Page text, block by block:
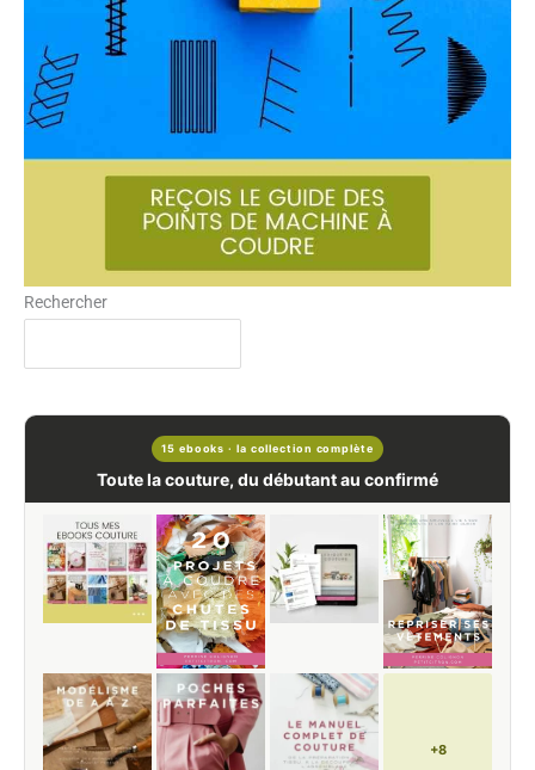
Rechercher
15 ebooks · la collection complète
Toute la couture, du débutant au confirmé
+8